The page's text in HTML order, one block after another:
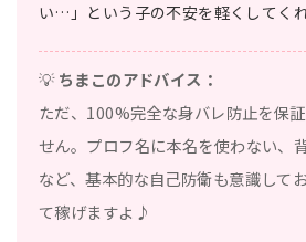
い…」という子の不安を軽くしてくれ
💡ちまこのアドバイス：
ただ、100%完全な身バレ防止を保
せん。プロフ名に本名を使わない、
など、基本的な自己防衛も意識して
て稼げますよ♪